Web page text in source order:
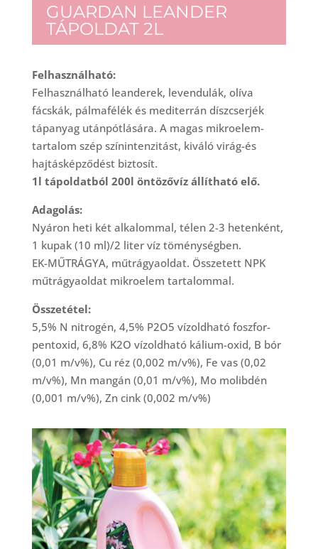
GUARDAN LEANDER
TÁPOLDAT 2L
Felhasználható:
Felhasználható leanderek, levendulák, olíva
fácskák, pálmafélék és mediterrán díszcserjék
tápanyag utánpótlására. A magas mikroelem-
tartalom szép színintenzitást, kiváló virág-és
hajtásképződést biztosít.
1l tápoldatból 200l öntözővíz állítható elő.
Adagolás:
Nyáron heti két alkalommal, télen 2-3 hetenként,
1 kupak (10 ml)/2 liter víz töménységben.
EK-MŰTRÁGYA, műtrágyaoldat. Összetett NPK
műtrágyaoldat mikroelem tartalommal.
Összetétel:
5,5% N nitrogén, 4,5% P2O5 vízoldható foszfor-
pentoxid, 6,8% K2O vízoldható kálium-oxid, B bór
(0,01 m/v%), Cu réz (0,002 m/v%), Fe vas (0,02
m/v%), Mn mangán (0,01 m/v%), Mo molibdén
(0,001 m/v%), Zn cink (0,002 m/v%)